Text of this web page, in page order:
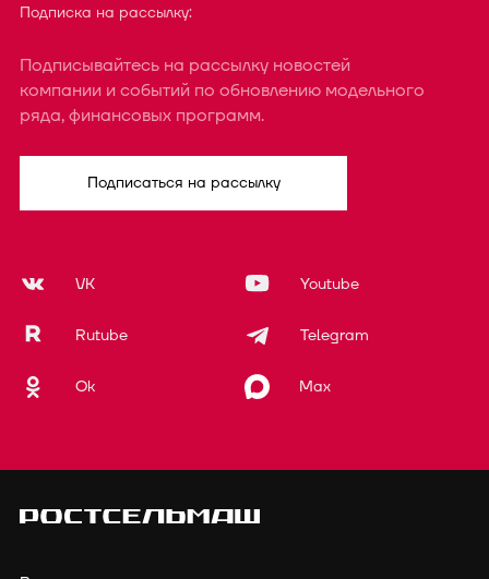
Подписка на рассылку:
Подписывайтесь на рассылку новостей
компании и событий по обновлению модельного
ряда, финансовых программ.
Подписаться на рассылку
VK Youtube
Rutube Telegram
Ok Max